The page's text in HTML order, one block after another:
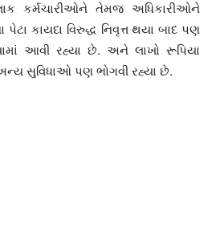
કર્મચારીઓને તેમજ અધિકારીઓને
કાયદા વિરુદ્ધ નિવૃત્ત થયા બાદ પણ
આવી રહ્યા છે. અને લાખો રૂપિયા
સુવિધાઓ પણ ભોગવી રહ્યા છે.